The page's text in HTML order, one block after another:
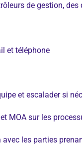
de gestion, des
et téléphone
et escalader si
MOA sur les
les parties